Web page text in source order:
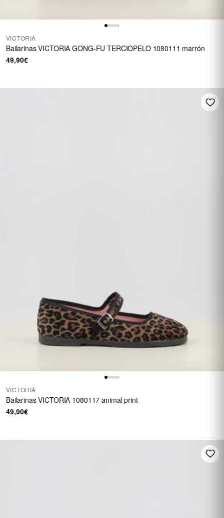
VICTORIA
Bailarinas VICTORIA GONG-FU TERCIOPELO 1080111 marrón
49,90€
VICTORIA
Bailarinas VICTORIA 1080117 animal print
49,90€